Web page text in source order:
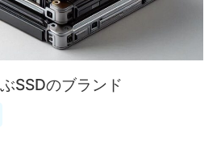
SSDのブランド